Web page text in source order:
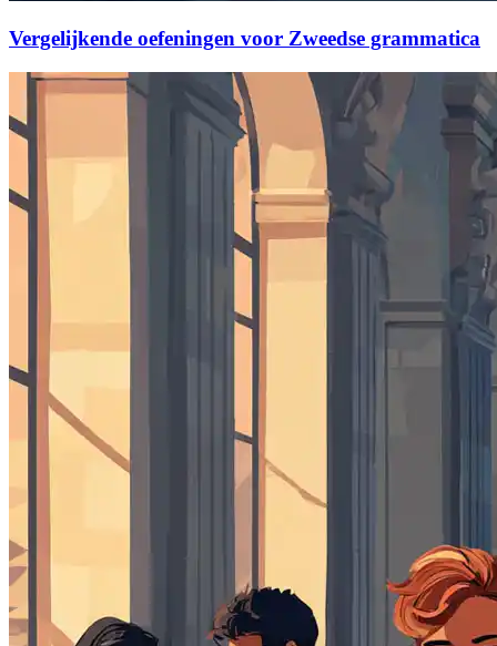
Vergelijkende oefeningen voor Zweedse grammatica